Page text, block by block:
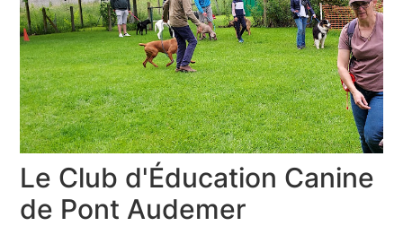
Le Club d'Éducation Canine
de Pont Audemer